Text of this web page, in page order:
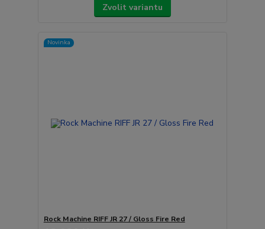
Zvolit variantu
Novinka
Rock Machine RIFF JR 27 / Gloss Fire Red